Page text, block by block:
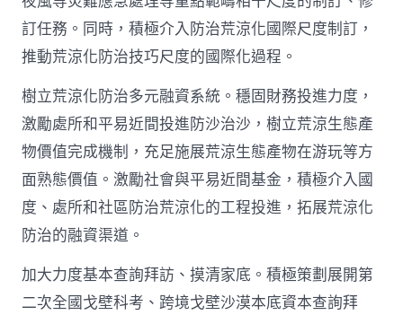
訂任務。同時，積極介入防治荒涼化國際尺度制訂，
推動荒涼化防治技巧尺度的國際化過程。
樹立荒涼化防治多元融資系統。穩固財務投進力度，
激勵處所和平易近間投進防沙治沙，樹立荒涼生態產
物價值完成機制，充足施展荒涼生態產物在游玩等方
面熟態價值。激勵社會與平易近間基金，積極介入國
度、處所和社區防治荒涼化的工程投進，拓展荒涼化
防治的融資渠道。
加大力度基本查詢拜訪、摸清家底。積極策劃展開第
二次全國戈壁科考、跨境戈壁沙漠本底資本查詢拜